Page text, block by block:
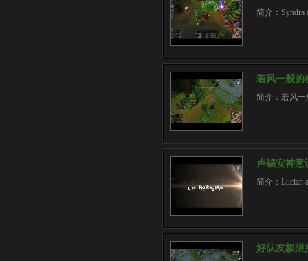
简介：Syndra
若风一般的
简介：若风
卢锡安神意
简介：Lucian
好队友极限